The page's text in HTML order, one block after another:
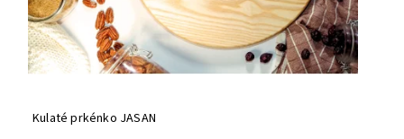
Kulaté prkénko JASAN